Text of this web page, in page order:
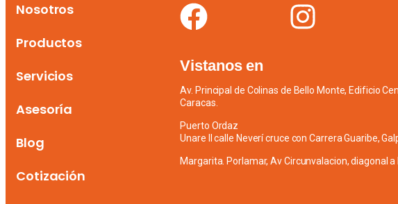
Nosotros
Productos
Servicios
Asesoría
Blog
Cotización
Vistanos en
Av. Principal de Colinas de Bello Monte, Edificio
Caracas.
Puerto Ordaz
Unare II calle Neverí cruce con Carrera Guaribe,
Margarita. Porlamar, Av Circunvalacion, diagonal a